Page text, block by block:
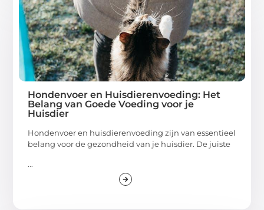
Hondenvoer en Huisdierenvoeding: Het
Belang van Goede Voeding voor je
Huisdier
Hondenvoer en huisdierenvoeding zijn van essentieel
belang voor de gezondheid van je huisdier. De juiste
...